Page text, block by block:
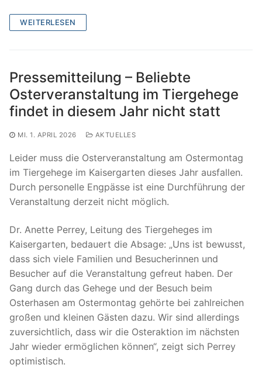
WEITERLESEN
Pressemitteilung – Beliebte
Osterveranstaltung im Tiergehege
findet in diesem Jahr nicht statt
MI. 1. APRIL 2026 AKTUELLES
Leider muss die Osterveranstaltung am Ostermontag
im Tiergehege im Kaisergarten dieses Jahr ausfallen.
Durch personelle Engpässe ist eine Durchführung der
Veranstaltung derzeit nicht möglich.
Dr. Anette Perrey, Leitung des Tiergeheges im
Kaisergarten, bedauert die Absage: „Uns ist bewusst,
dass sich viele Familien und Besucherinnen und
Besucher auf die Veranstaltung gefreut haben. Der
Gang durch das Gehege und der Besuch beim
Osterhasen am Ostermontag gehörte bei zahlreichen
großen und kleinen Gästen dazu. Wir sind allerdings
zuversichtlich, dass wir die Osteraktion im nächsten
Jahr wieder ermöglichen können“, zeigt sich Perrey
optimistisch.